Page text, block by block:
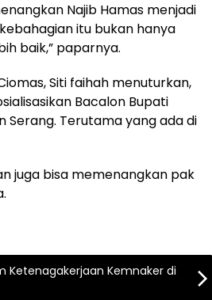
Najib Hamas menjadi
itu bukan hanya
baik,” paparnya.
Siti faihah menuturkan,
Bacalon Bupati
Serang. Terutama yang ada di
juga bisa memenangkan pak
Ketenagakerjaan Kemnaker di